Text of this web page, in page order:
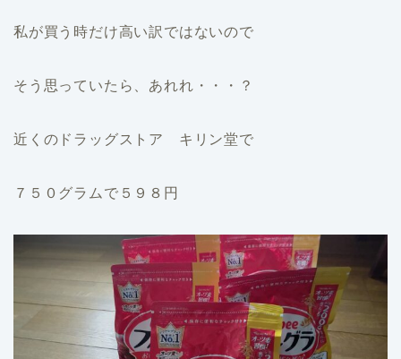
私が買う時だけ高い訳ではないので
そう思っていたら、あれれ・・・？
近くのドラッグストア キリン堂で
７５０グラムで５９８円